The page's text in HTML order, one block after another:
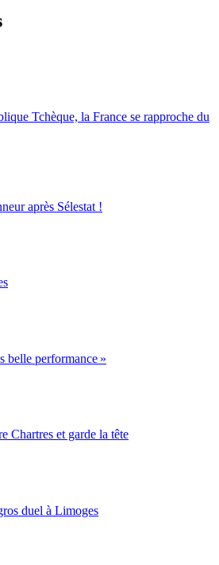
Tchèque, la France se rapproche du
après Sélestat !
belle performance »
Chartres et garde la tête
duel à Limoges